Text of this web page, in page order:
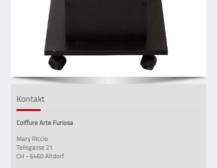
Kontakt
Coiffure Arte Furiosa
Mary Riccio
Tellsgasse 21
CH - 6460 Altdorf